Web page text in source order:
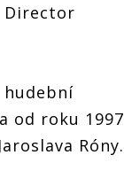
hudební
od roku 1997
Róny.